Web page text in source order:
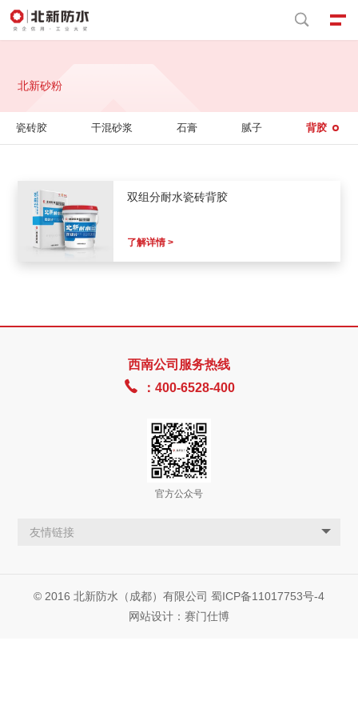


北新砂粉
瓷砖胶 干混砂浆 石膏 腻子 背胶
双组分耐水瓷砖背胶
了解详情 >
西南公司服务热线
 ：400-6528-400
官方公众号
友情链接
© 2016 北新防水（成都）有限公司 蜀ICP备11017753号-4
网站设计：赛门仕博